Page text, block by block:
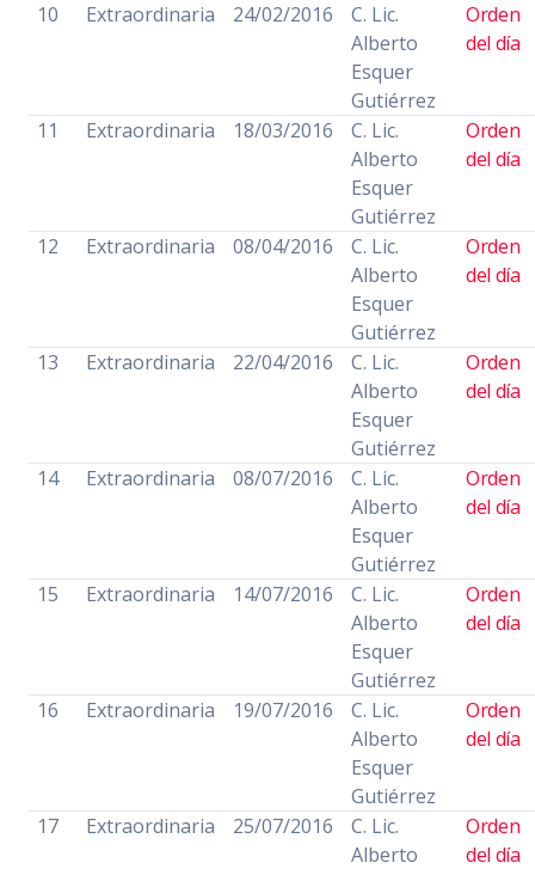
10 Extraordinaria 24/02/2016
C. Lic.
Alberto
Esquer
Gutiérrez
Orden
del día
11 Extraordinaria 18/03/2016
C. Lic.
Alberto
Esquer
Gutiérrez
Orden
del día
12 Extraordinaria 08/04/2016
C. Lic.
Alberto
Esquer
Gutiérrez
Orden
del día
13 Extraordinaria 22/04/2016
C. Lic.
Alberto
Esquer
Gutiérrez
Orden
del día
14 Extraordinaria 08/07/2016
C. Lic.
Alberto
Esquer
Gutiérrez
Orden
del día
15 Extraordinaria 14/07/2016
C. Lic.
Alberto
Esquer
Gutiérrez
Orden
del día
16 Extraordinaria 19/07/2016
C. Lic.
Alberto
Esquer
Gutiérrez
Orden
del día
17 Extraordinaria 25/07/2016
C. Lic.
Alberto
Orden
del día